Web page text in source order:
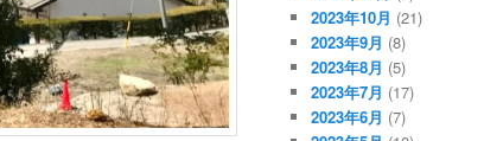
2023年10月 (21)
2023年9月 (8)
2023年8月 (5)
2023年7月 (17)
2023年6月 (7)